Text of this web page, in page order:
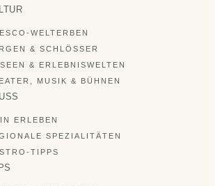
WELTERBEN
& SCHLÖSSER
& ERLEBNISWELTEN
MUSIK & BÜHNEN
ERLEBEN
SPEZIALITÄTEN
TIPPS